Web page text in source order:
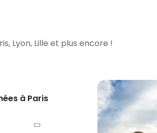
Lyon, Lille et plus encore !
à Paris